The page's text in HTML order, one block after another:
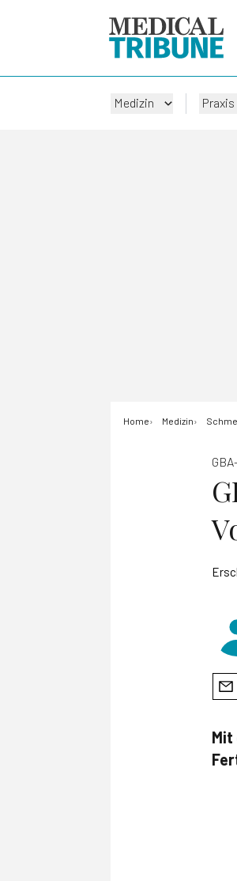
Medizin Praxis
Home Medizin